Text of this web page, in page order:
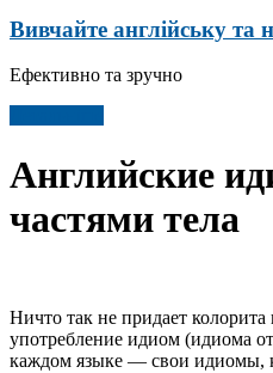
Вивчайте англійську та
Ефективно та зручно
Английские
частями тела
Ничто так не придает
употребление идиом (идиома
каждом языке — свои идиомы,